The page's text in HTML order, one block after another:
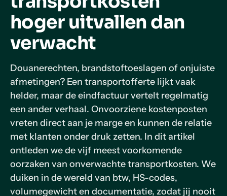
hoger uitvallen dan
verwacht
Douanerechten, brandstoftoeslagen of onjuiste
afmetingen? Een transportofferte lijkt vaak
helder, maar de eindfactuur vertelt regelmatig
een ander verhaal. Onvoorziene kostenposten
vreten direct aan je marge en kunnen de relatie
met klanten onder druk zetten. In dit artikel
ontleden we de vijf meest voorkomende
oorzaken van onverwachte transportkosten. We
duiken in de wereld van btw, HS-codes,
volumegewicht en documentatie, zodat jij nooit